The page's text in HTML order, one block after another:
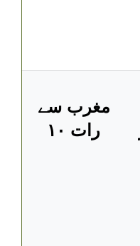
مغرب سے
رات ۱۰